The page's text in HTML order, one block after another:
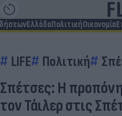
ΕλλάδαΠολιτικήΟικονομία
LIFE Πολιτική
Σπέτσες: Η
τον Τάιλερ στις